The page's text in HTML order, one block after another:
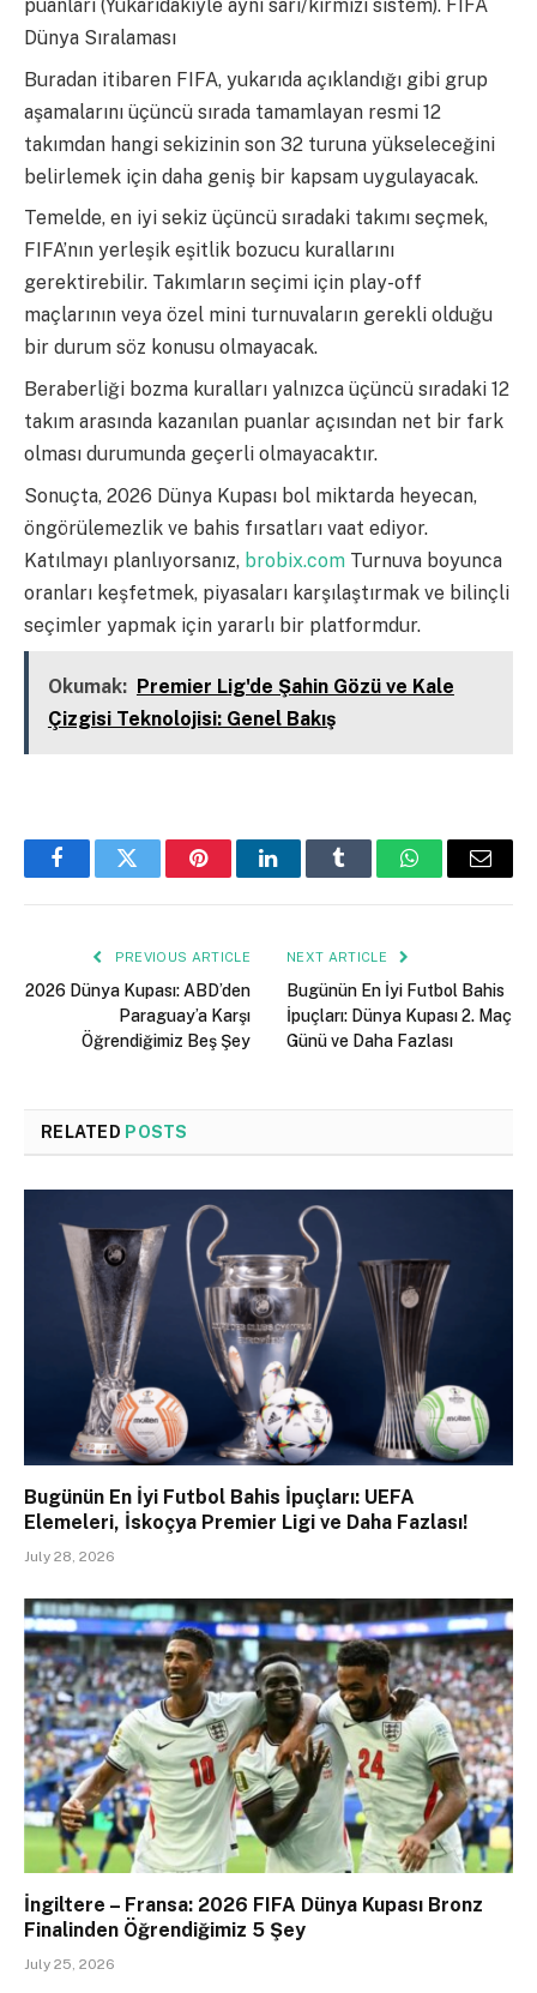
puanları (Yukarıdakiyle aynı sarı/kırmızı sistem). FIFA
Dünya Sıralaması
Buradan itibaren FIFA, yukarıda açıklandığı gibi grup
aşamalarını üçüncü sırada tamamlayan resmi 12
takımdan hangi sekizinin son 32 turuna yükseleceğini
belirlemek için daha geniş bir kapsam uygulayacak.
Temelde, en iyi sekiz üçüncü sıradaki takımı seçmek,
FIFA’nın yerleşik eşitlik bozucu kurallarını
gerektirebilir. Takımların seçimi için play-off
maçlarının veya özel mini turnuvaların gerekli olduğu
bir durum söz konusu olmayacak.
Beraberliği bozma kuralları yalnızca üçüncü sıradaki 12
takım arasında kazanılan puanlar açısından net bir fark
olması durumunda geçerli olmayacaktır.
Sonuçta, 2026 Dünya Kupası bol miktarda heyecan,
öngörülemezlik ve bahis fırsatları vaat ediyor.
Katılmayı planlıyorsanız, brobix.com Turnuva boyunca
oranları keşfetmek, piyasaları karşılaştırmak ve bilinçli
seçimler yapmak için yararlı bir platformdur.
Okumak: Premier Lig'de Şahin Gözü ve Kale
Çizgisi Teknolojisi: Genel Bakış
FacebookTwitter PinterestLinkedInTumblr WhatsAppEmail
PREVIOUS ARTICLE
2026 Dünya Kupası: ABD’den
Paraguay’a Karşı
Öğrendiğimiz Beş Şey
NEXT ARTICLE
Bugünün En İyi Futbol Bahis
İpuçları: Dünya Kupası 2. Maç
Günü ve Daha Fazlası
RELATED POSTS
Bugünün En İyi Futbol Bahis İpuçları: UEFA
Elemeleri, İskoçya Premier Ligi ve Daha Fazlası!
July 28, 2026
İngiltere – Fransa: 2026 FIFA Dünya Kupası Bronz
Finalinden Öğrendiğimiz 5 Şey
July 25, 2026